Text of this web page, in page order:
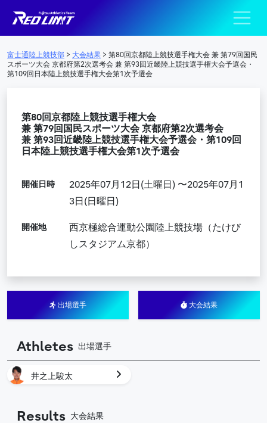
メインナビゲーション
陸上競技部 –
富士通陸上競技部 > 大会結果 > 第80回京都陸上競技選手権大会 兼 第79回国民
スポーツ大会 京都府第2次選考会 兼 第93回近畿陸上競技選手権大会予選会・
第109回日本陸上競技選手権大会第1次予選会
第80回京都陸上競技選手権大会
兼 第79回国民スポーツ大会 京都府第2次選考会
兼 第93回近畿陸上競技選手権大会予選会・第109回
日本陸上競技選手権大会第1次予選会
開催日時
2025年07月12日(土曜日) 〜2025年07月1
3日(日曜日)
開催地
西京極総合運動公園陸上競技場（たけび
しスタジアム京都）
出場選手 大会結果
Athletes 出場選手
井之上駿太
Results 大会結果